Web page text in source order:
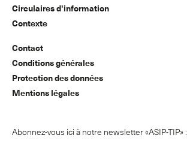
Circulaires d'information
Contexte
Contact
Conditions générales
Protection des données
Mentions légales
Abonnez-vous ici à notre newsletter «ASIP-TIP» :